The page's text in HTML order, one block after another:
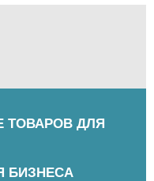
ТОВАРОВ ДЛЯ
БИЗНЕСА